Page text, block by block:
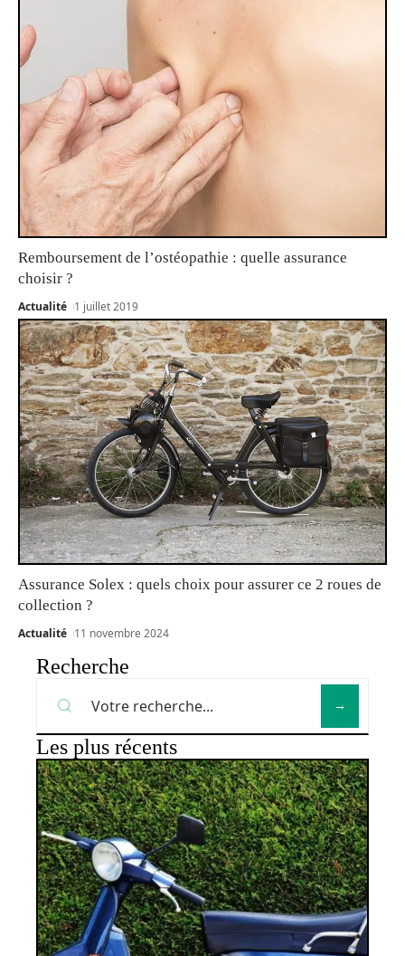
Remboursement de l’ostéopathie : quelle assurance
choisir ?
Actualité 1 juillet 2019
Assurance Solex : quels choix pour assurer ce 2 roues de
collection ?
Actualité 11 novembre 2024
Recherche
Les plus récents